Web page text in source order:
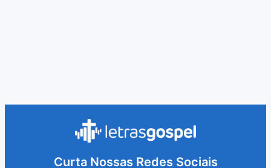
Curta Nossas Redes Sociais